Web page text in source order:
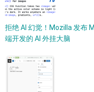
拒绝 AI 幻觉！Mozilla 发布
端开发的 AI 外挂大脑